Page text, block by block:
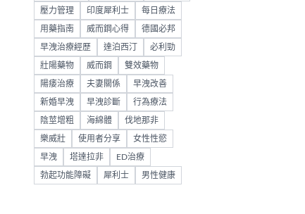
壓力管理 印度犀利士 每日療法
用藥指南 威而鋼心得 德國必邦
早洩治療經歷 達泊西汀 必利勁
壯陽藥物 威而鋼 雙效藥物
陽痿治療 夫妻關係 早洩改善
新婚早洩 早洩診斷 行為療法
陰莖增粗 海綿體 伐地那非
樂威壯 使用者分享 女性性慾
早洩 塔達拉非 ED治療
勃起功能障礙 犀利士 男性健康